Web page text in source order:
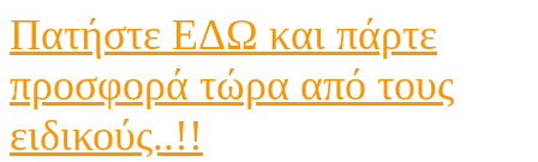
Πατήστε ΕΔΩ και πάρτε
προσφορά τώρα από τους
ειδικούς..!!